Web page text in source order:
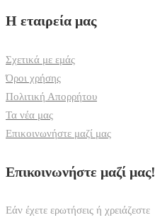
Η εταιρεία μας
Σχετικά με εμάς
Όροι χρήσης
Πολιτική Απορρήτου
Τα νέα μας
Επικοινωνήστε μαζί μας
Επικοινωνήστε μαζί μας!
Εάν έχετε ερωτήσεις ή χρειάζεστε